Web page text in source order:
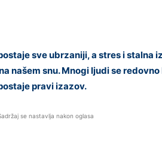
sve ubrzaniji, a stres i stalna
našem snu. Mnogi ljudi se
pravi izazov.
se nastavlja nakon oglasa